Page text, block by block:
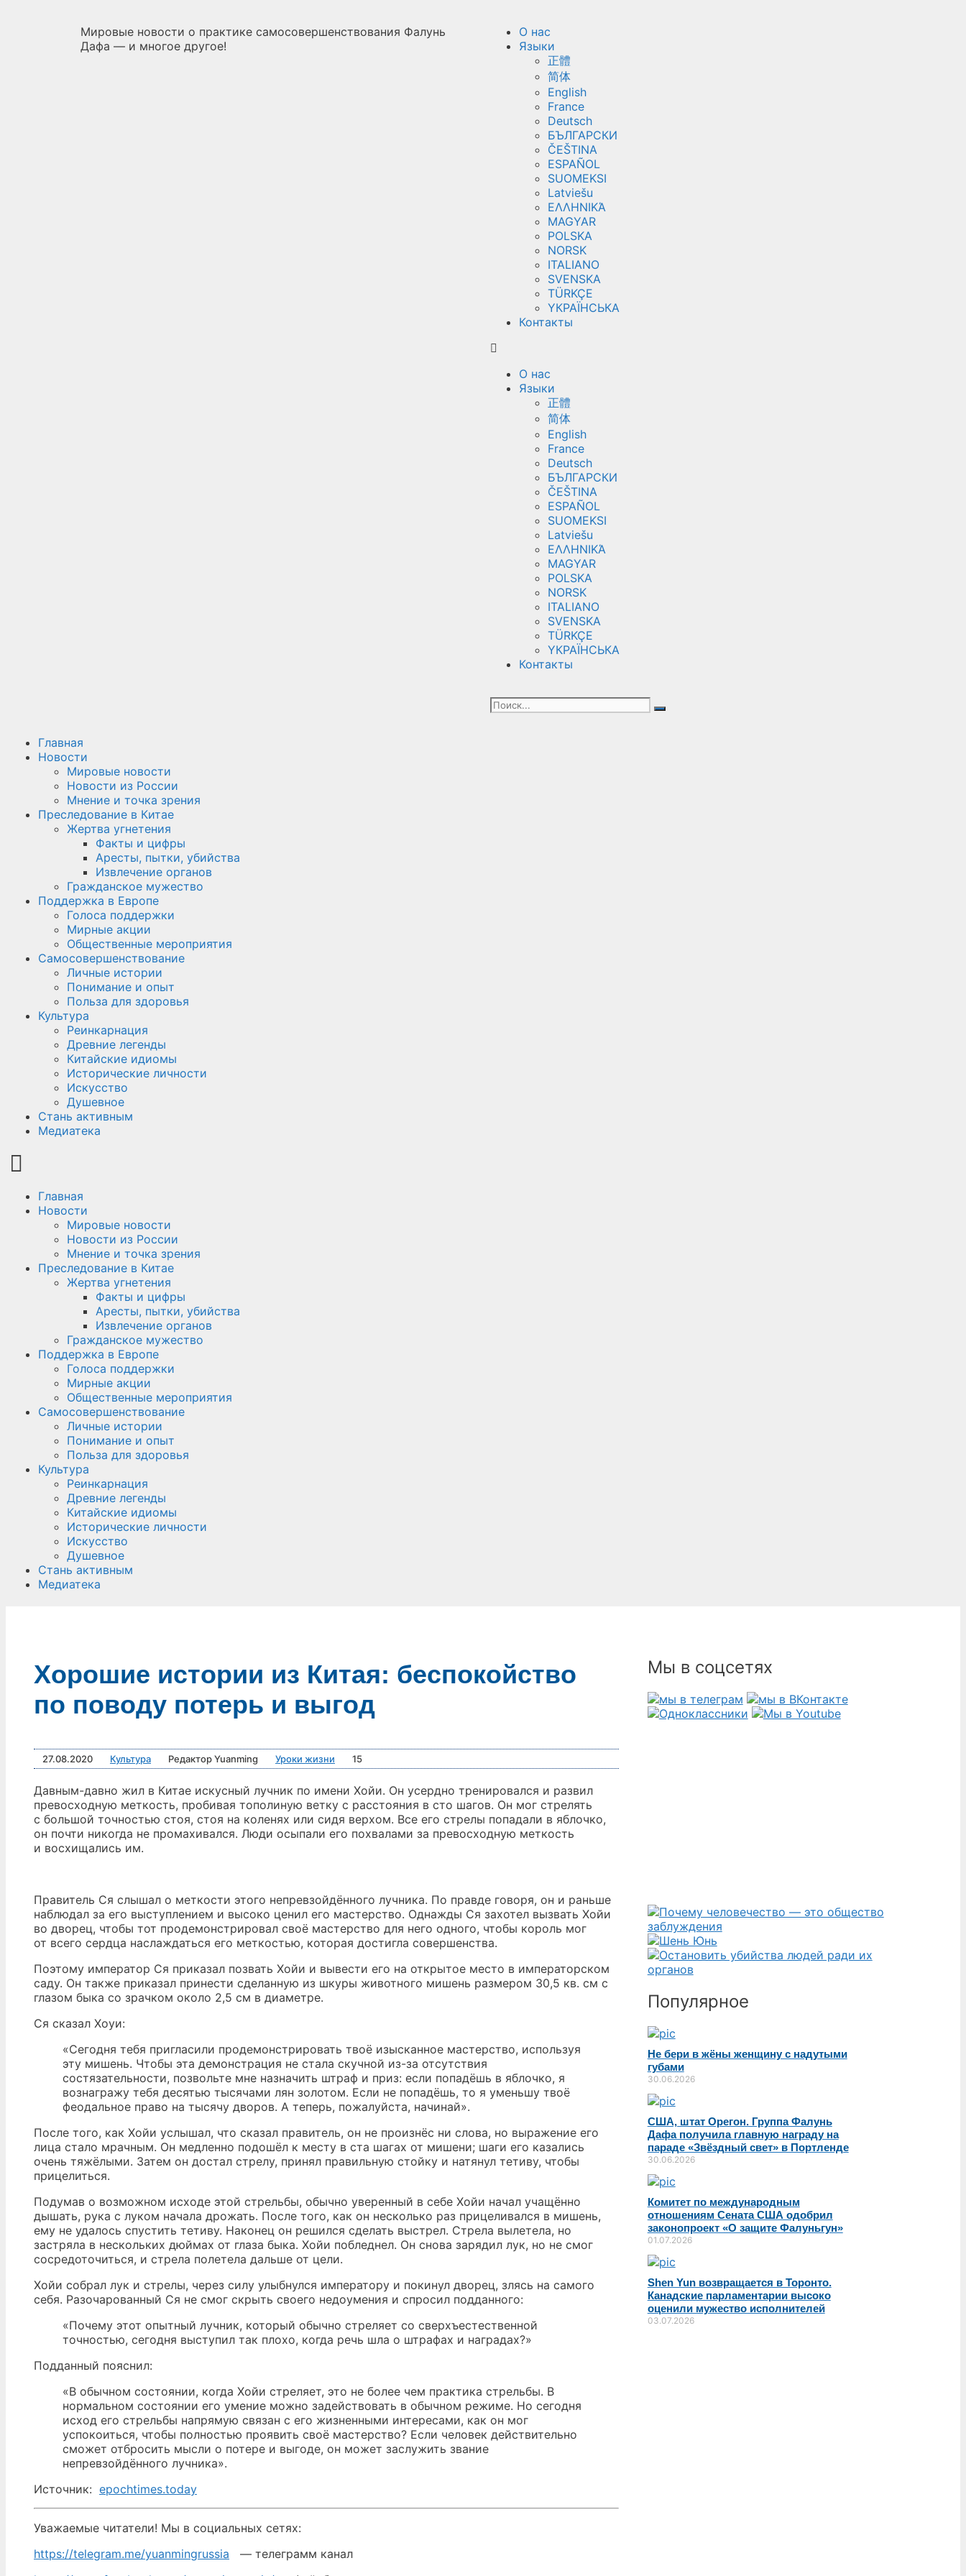
Мировые новости о практике самосовершенствования Фалунь
Дафа — и многое другое!
О нас
Языки
正體
简体
English
France
Deutsch
БЪЛГАРСКИ
ČEŠTINA
ESPAÑOL
SUOMEKSI
Latviešu
ΕΛΛΗΝΙΚΆ
MAGYAR
POLSKA
NORSK
ITALIANO
SVENSKA
TÜRKÇE
YКРАЇНСЬКА
Контакты
О нас
Языки
正體
简体
English
France
Deutsch
БЪЛГАРСКИ
ČEŠTINA
ESPAÑOL
SUOMEKSI
Latviešu
ΕΛΛΗΝΙΚΆ
MAGYAR
POLSKA
NORSK
ITALIANO
SVENSKA
TÜRKÇE
YКРАЇНСЬКА
Контакты
Главная
Новости
Мировые новости
Новости из России
Мнение и точка зрения
Преследование в Китае
Жертва угнетения
Факты и цифры
Аресты, пытки, убийства
Извлечение органов
Гражданское мужество
Поддержка в Европе
Голоса поддержки
Мирные акции
Общественные мероприятия
Самосовершенствование
Личные истории
Понимание и опыт
Польза для здоровья
Культура
Реинкарнация
Древние легенды
Китайские идиомы
Исторические личности
Искусство
Душевное
Стань активным
Медиатека
Главная
Новости
Мировые новости
Новости из России
Мнение и точка зрения
Преследование в Китае
Жертва угнетения
Факты и цифры
Аресты, пытки, убийства
Извлечение органов
Гражданское мужество
Поддержка в Европе
Голоса поддержки
Мирные акции
Общественные мероприятия
Самосовершенствование
Личные истории
Понимание и опыт
Польза для здоровья
Культура
Реинкарнация
Древние легенды
Китайские идиомы
Исторические личности
Искусство
Душевное
Стань активным
Медиатека
Хорошие истории из Китая: беспокойство
по поводу потерь и выгод
27.08.2020 Культура Редактор Yuanming Уроки жизни 15
Давным-давно жил в Китае искусный лучник по имени Хойи. Он усердно тренировался и развил
превосходную меткость, пробивая тополиную ветку с расстояния в сто шагов. Он мог стрелять
с большой точностью стоя, стоя на коленях или сидя верхом. Все его стрелы попадали в яблочко,
он почти никогда не промахивался. Люди осыпали его похвалами за превосходную меткость
и восхищались им.
Правитель Ся слышал о меткости этого непревзойдённого лучника. По правде говоря, он и раньше
наблюдал за его выступлением и высоко ценил его мастерство. Однажды Ся захотел вызвать Хойи
во дворец, чтобы тот продемонстрировал своё мастерство для него одного, чтобы король мог
от всего сердца наслаждаться его меткостью, которая достигла совершенства.
Поэтому император Ся приказал позвать Хойи и вывести его на открытое место в императорском
саду. Он также приказал принести сделанную из шкуры животного мишень размером 30,5 кв. см с
глазом быка со зрачком около 2,5 см в диаметре.
Ся сказал Хоуи:
«Сегодня тебя пригласили продемонстрировать твоё изысканное мастерство, используя
эту мишень. Чтобы эта демонстрация не стала скучной из-за отсутствия
состязательности, позвольте мне назначить штраф и приз: если попадёшь в яблочко, я
вознагражу тебя десятью тысячами лян золотом. Если не попадёшь, то я уменьшу твоё
феодальное право на тысячу дворов. А теперь, пожалуйста, начинай».
После того, как Хойи услышал, что сказал правитель, он не произнёс ни слова, но выражение его
лица стало мрачным. Он медленно подошёл к месту в ста шагах от мишени; шаги его казались
очень тяжёлыми. Затем он достал стрелу, принял правильную стойку и натянул тетиву, чтобы
прицелиться.
Подумав о возможном исходе этой стрельбы, обычно уверенный в себе Хойи начал учащённо
дышать, рука с луком начала дрожать. После того, как он несколько раз прицеливался в мишень,
ему не удалось спустить тетиву. Наконец он решился сделать выстрел. Стрела вылетела, но
застряла в нескольких дюймах от глаза быка. Хойи побледнел. Он снова зарядил лук, но не смог
сосредоточиться, и стрела полетела дальше от цели.
Хойи собрал лук и стрелы, через силу улыбнулся императору и покинул дворец, злясь на самого
себя. Разочарованный Ся не смог скрыть своего недоумения и спросил подданного:
«Почему этот опытный лучник, который обычно стреляет со сверхъестественной
точностью, сегодня выступил так плохо, когда речь шла о штрафах и наградах?»
Подданный пояснил:
«В обычном состоянии, когда Хойи стреляет, это не более чем практика стрельбы. В
нормальном состоянии его умение можно задействовать в обычном режиме. Но сегодня
исход его стрельбы напрямую связан с его жизненными интересами, как он мог
успокоиться, чтобы полностью проявить своё мастерство? Если человек действительно
сможет отбросить мысли о потере и выгоде, он может заслужить звание
непревзойдённого лучника».
Источник: epochtimes.today
Уважаемые читатели! Мы в социальных сетях:
https://telegram.me/yuanmingrussia — телеграмм канал
Мы в соцсетях
Популярное
Не бери в жёны женщину с надутыми
губами
30.06.2026
США, штат Орегон. Группа Фалунь
Дафа получила главную награду на
параде «Звёздный свет» в Портленде
30.06.2026
Комитет по международным
отношениям Сената США одобрил
законопроект «О защите Фалуньгун»
01.07.2026
Shen Yun возвращается в Торонто.
Канадские парламентарии высоко
оценили мужество исполнителей
03.07.2026